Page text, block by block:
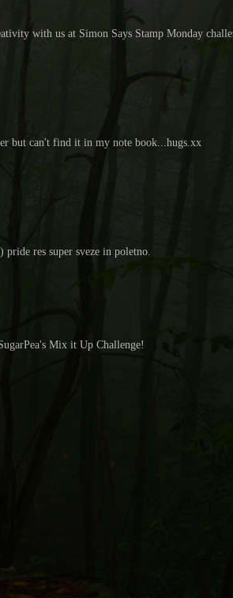
with us at Simon Says Stamp Monday
but can't find it in my note book...hugs.xx
res super sveze in poletno.
Mix it Up Challenge!